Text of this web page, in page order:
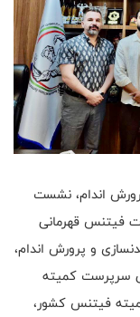
اندام، نشست
فیتنس قهرمانی
و پرورش اندام،
سرپرست کمیته
فیتنس کشور،